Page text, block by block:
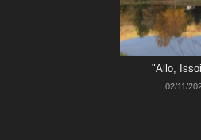
"Allo,
02/11/